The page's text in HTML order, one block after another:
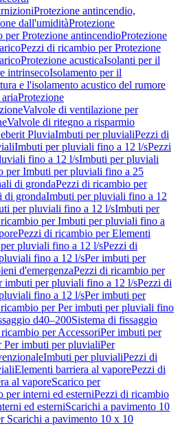
Protezione antincendio,
dall'umiditàProtezione
per Protezione antincendioProtezione
Pezzi di ricambio per Protezione
Protezione acusticaIsolanti per il
intrinsecoIsolamento per il
e l'isolamento acustico del rumore
Protezione
Valvole di ventilazione per
Valvole di ritegno a risparmio
PluviaImbuti per pluvialiPezzi di
Imbuti per pluviali fino a 12 l/sPezzi
fino a 12 l/sImbuti per pluviali
per Imbuti per pluviali fino a 25
di grondaPezzi di ricambio per
di grondaImbuti per pluviali fino a 12
per pluviali fino a 12 l/sImbuti per
per Imbuti per pluviali fino a
Pezzi di ricambio per Elementi
pluviali fino a 12 l/sPezzi di
fino a 12 l/sPer imbuti per
d'emergenzaPezzi di ricambio per
imbuti per pluviali fino a 12 l/sPezzi di
fino a 12 l/sPer imbuti per
per Per imbuti per pluviali fino
d40–200Sistema di fissaggio
per AccessoriPer imbuti per
Per imbuti per pluvialiPer
Imbuti per pluvialiPezzi di
Elementi barriera al vaporePezzi di
al vaporeScarico per
per interni ed esterniPezzi di ricambio
ed esterniScarichi a pavimento 10
Scarichi a pavimento 10 x 10